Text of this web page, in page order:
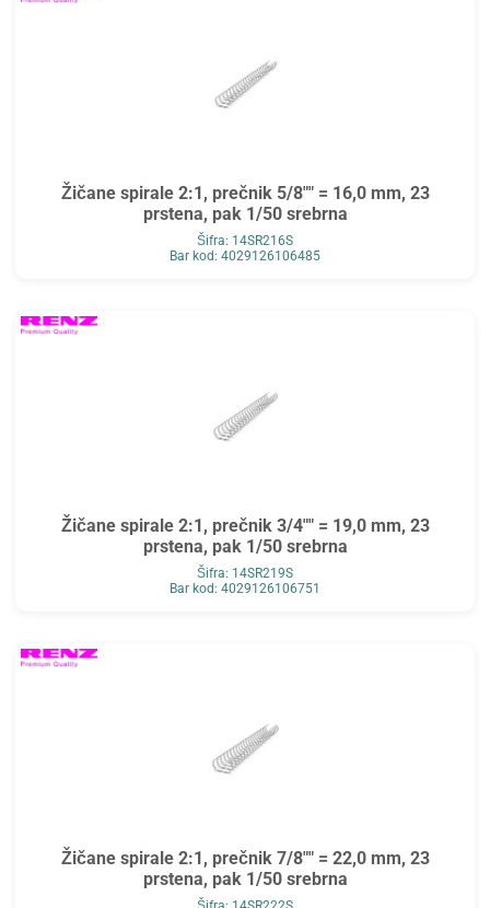
Žičane spirale 2:1, prečnik 5/8"" = 16,0 mm, 23
prstena, pak 1/50 srebrna
Šifra: 14SR216S
Bar kod: 4029126106485
Žičane spirale 2:1, prečnik 3/4"" = 19,0 mm, 23
prstena, pak 1/50 srebrna
Šifra: 14SR219S
Bar kod: 4029126106751
Žičane spirale 2:1, prečnik 7/8"" = 22,0 mm, 23
prstena, pak 1/50 srebrna